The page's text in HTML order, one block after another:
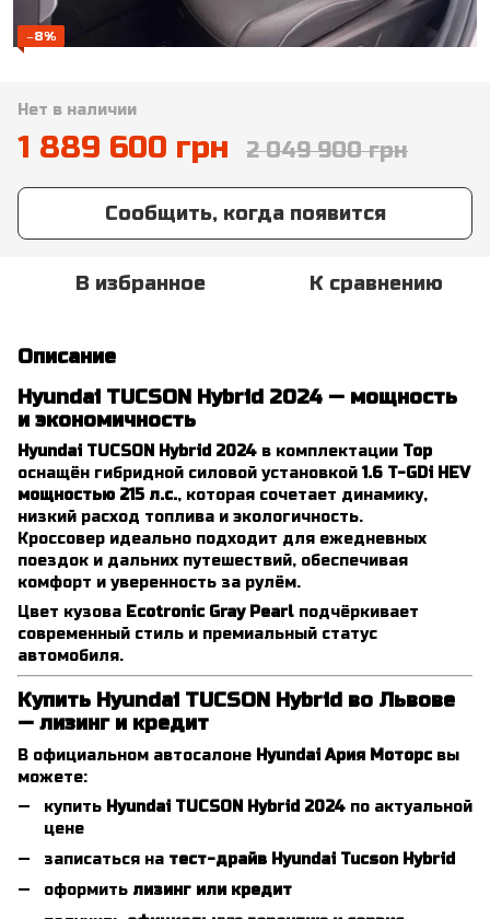
−8%
Нет в наличии
1 889 600 грн 2 049 900 грн
Сообщить, когда появится
В избранное К сравнению
Описание
Hyundai TUCSON Hybrid 2024 — мощность
и экономичность
Hyundai TUCSON Hybrid 2024 в комплектации Top
оснащён гибридной силовой установкой1.6 T-GDi HEV
мощностью 215 л.с., которая сочетает динамику,
низкий расход топлива и экологичность.
Кроссовер идеально подходит для ежедневных
поездок и дальних путешествий, обеспечивая
комфорт и уверенность за рулём.
Цвет кузова Ecotronic Gray Pearl подчёркивает
современный стиль и премиальный статус
автомобиля.
Купить Hyundai TUCSON Hybrid во Львове
— лизинг и кредит
В официальном автосалоне Hyundai Ария Моторс вы
можете:
купить Hyundai TUCSON Hybrid 2024 по актуальной
цене
записаться на тест-драйв Hyundai Tucson Hybrid
оформить лизинг или кредит